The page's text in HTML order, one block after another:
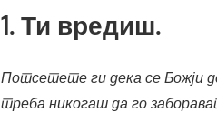
1. Ти вредиш.
Потсетете ги дека се Божји
треба никогаш да го